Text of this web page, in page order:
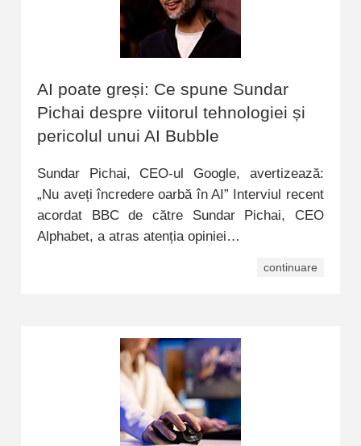
AI poate greși: Ce spune Sundar
Pichai despre viitorul tehnologiei și
pericolul unui AI Bubble
Sundar Pichai, CEO-ul Google, avertizează:
„Nu aveți încredere oarbă în AI” Interviul recent
acordat BBC de către Sundar Pichai, CEO
Alphabet, a atras atenția opiniei…
continuare